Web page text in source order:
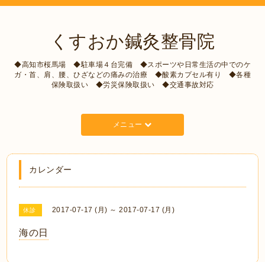
くすおか鍼灸整骨院
◆高知市桜馬場 ◆駐車場４台完備 ◆スポーツや日常生活の中でのケ
ガ・首、肩、腰、ひざなどの痛みの治療 ◆酸素カプセル有り ◆各種
保険取扱い ◆労災保険取扱い ◆交通事故対応
メニュー
カレンダー
休診 2017-07-17 (月) ～ 2017-07-17 (月)
海の日